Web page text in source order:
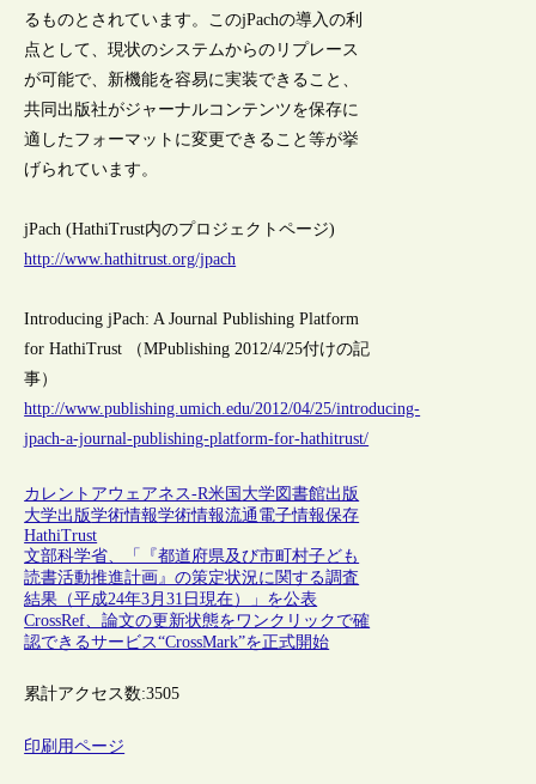
るものとされています。このjPachの導入の利
点として、現状のシステムからのリプレース
が可能で、新機能を容易に実装できること、
共同出版社がジャーナルコンテンツを保存に
適したフォーマットに変更できること等が挙
げられています。
jPach (HathiTrust内のプロジェクトページ)
http://www.hathitrust.org/jpach
Introducing jPach: A Journal Publishing Platform
for HathiTrust （MPublishing 2012/4/25付けの記
事）
http://www.publishing.umich.edu/2012/04/25/introducing-
jpach-a-journal-publishing-platform-for-hathitrust/
カレントアウェアネス-R米国 大学図書館出版
大学出版学術情報学術情報流通 電子情報保存
HathiTrust
文部科学省、「『都道府県及び市町村子ども
読書活動推進計画』の策定状況に関する調査
結果（平成24年3月31日現在）」を公表
CrossRef、論文の更新状態をワンクリックで確
認できるサービス“CrossMark”を正式開始
累計アクセス数:3505
印刷用ページ